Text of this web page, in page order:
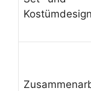
Kostümdesign